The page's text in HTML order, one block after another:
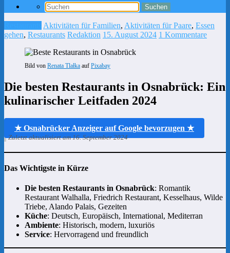
Aktivitäten für Familien, Aktivitäten für Paare, Essen
gehen, Restaurants Redaktion 15. August 2024 1 Kommentare
Bild von Renata Tlałka auf Pixabay
Die besten Restaurants in Osnabrück: Ein
kulinarischer Leitfaden 2024
★ Osnabrücker Anzeiger auf Google bevorzugen ★
Zuletzt aktualisiert am 16. September 2024
Das Wichtigste in Kürze
Die besten Restaurants in Osnabrück: Romantik
Restaurant Walhalla, Friedrich Restaurant, Kesselhaus, Wilde
Triebe, Alando Palais, Gezeiten
Küche: Deutsch, Europäisch, International, Mediterran
Ambiente: Historisch, modern, luxuriös
Service: Hervorragend und freundlich